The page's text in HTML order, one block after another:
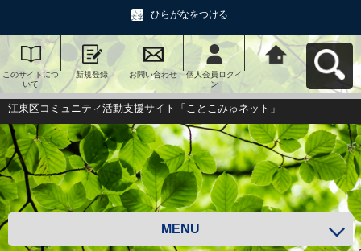
ひらがなをつける
このサイトにつ
いて
新規登録 お問い合わせ
個人会員ログイ
ン
江東区コミュニ
ティ活動支援サ
イト「ことこみ
ゅネット」へ戻
る
江東区コミュニティ活動支援サイト「ことこみゅネット」
MENU